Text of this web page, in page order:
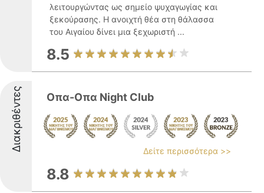
λειτουργώντας ως σημείο ψυχαγωγίας και
ξεκούρασης. Η ανοιχτή θέα στη θάλασσα
του Αιγαίου δίνει μια ξεχωριστή ...
8.5
Διακριθέντες Οπα-Οπα Night Club
Δείτε περισσότερα >>
8.8